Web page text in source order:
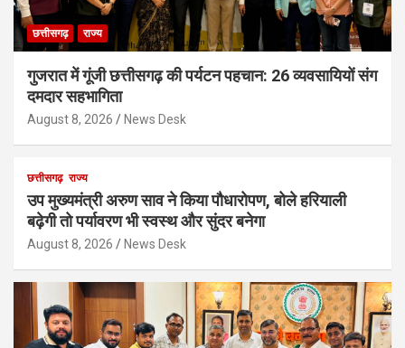
छत्तीसगढ़ राज्य
गुजरात में गूंजी छत्तीसगढ़ की पर्यटन पहचान: 26 व्यवसायियों संग
दमदार सहभागिता
August 8, 2026 News Desk
छत्तीसगढ़ राज्य
उप मुख्यमंत्री अरुण साव ने किया पौधारोपण, बोले हरियाली
बढ़ेगी तो पर्यावरण भी स्वस्थ और सुंदर बनेगा
August 8, 2026 News Desk